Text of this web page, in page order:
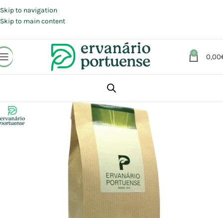
Skip to navigation
Skip to main content
0 0,00